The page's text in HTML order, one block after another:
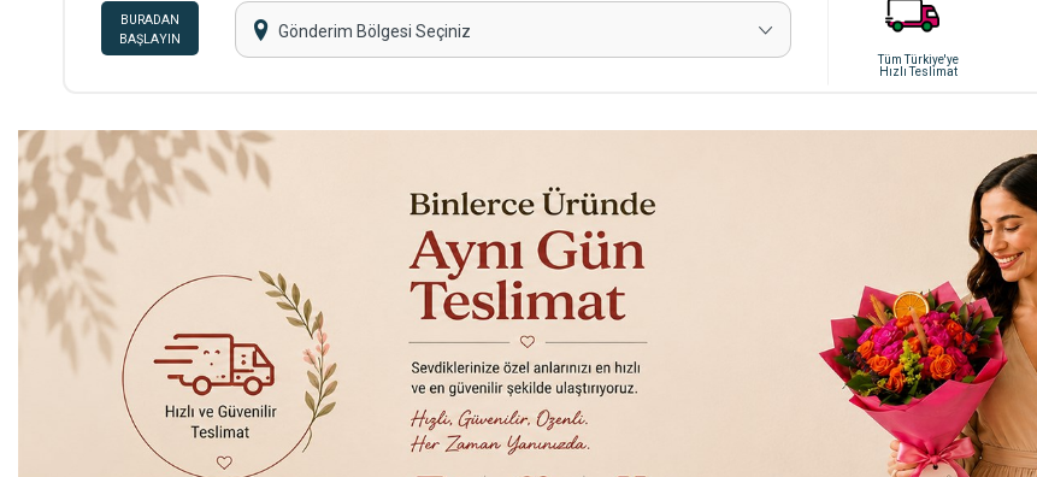
BURADAN
BAŞLAYIN
Gönderim Bölgesi Seçiniz
Tüm Türkiye'ye
Hızlı Teslimat